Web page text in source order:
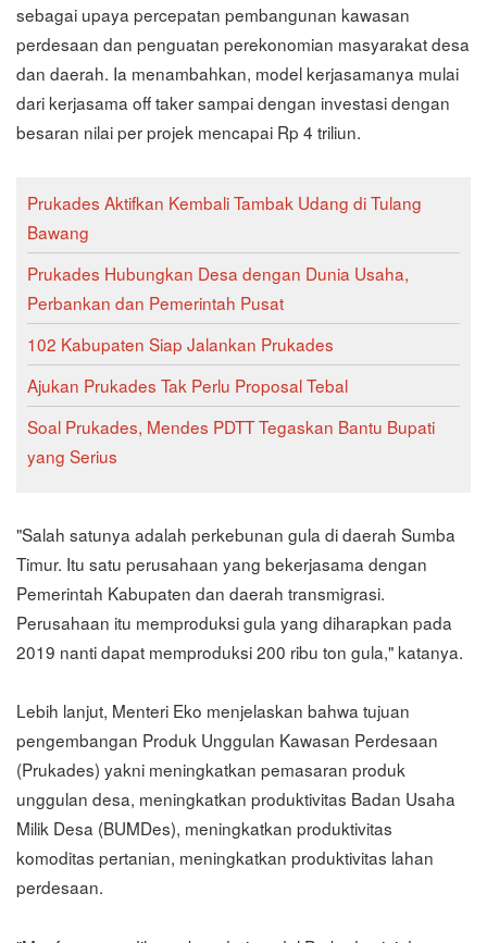
sebagai upaya percepatan pembangunan kawasan
perdesaan dan penguatan perekonomian masyarakat desa
dan daerah. Ia menambahkan, model kerjasamanya mulai
dari kerjasama off taker sampai dengan investasi dengan
besaran nilai per projek mencapai Rp 4 triliun.
Prukades Aktifkan Kembali Tambak Udang di Tulang
Bawang
Prukades Hubungkan Desa dengan Dunia Usaha,
Perbankan dan Pemerintah Pusat
102 Kabupaten Siap Jalankan Prukades
Ajukan Prukades Tak Perlu Proposal Tebal
Soal Prukades, Mendes PDTT Tegaskan Bantu Bupati
yang Serius
"Salah satunya adalah perkebunan gula di daerah Sumba
Timur. Itu satu perusahaan yang bekerjasama dengan
Pemerintah Kabupaten dan daerah transmigrasi.
Perusahaan itu memproduksi gula yang diharapkan pada
2019 nanti dapat memproduksi 200 ribu ton gula," katanya.
Lebih lanjut, Menteri Eko menjelaskan bahwa tujuan
pengembangan Produk Unggulan Kawasan Perdesaan
(Prukades) yakni meningkatkan pemasaran produk
unggulan desa, meningkatkan produktivitas Badan Usaha
Milik Desa (BUMDes), meningkatkan produktivitas
komoditas pertanian, meningkatkan produktivitas lahan
perdesaan.